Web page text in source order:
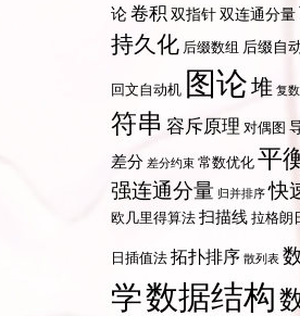
论卷积 双指针 双连通分量
持久化 后缀数组 后缀自
回文自动机 图论堆 复数
符串 容斥原理 对偶图
差分 差分约束 常数优化 平
强连通分量 归并排序 快
欧几里得算法 扫描线 拉格朗
日插值法 拓扑排序 散列表
学数据结构